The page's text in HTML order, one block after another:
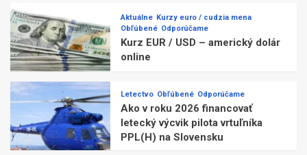
Aktuálne Kurzy euro / cudzia mena
Obľúbené Odporúčame
Kurz EUR / USD – americký dolár
online
Letectvo Obľúbené Odporúčame
Ako v roku 2026 financovať
letecký výcvik pilota vrtuľníka
PPL(H) na Slovensku